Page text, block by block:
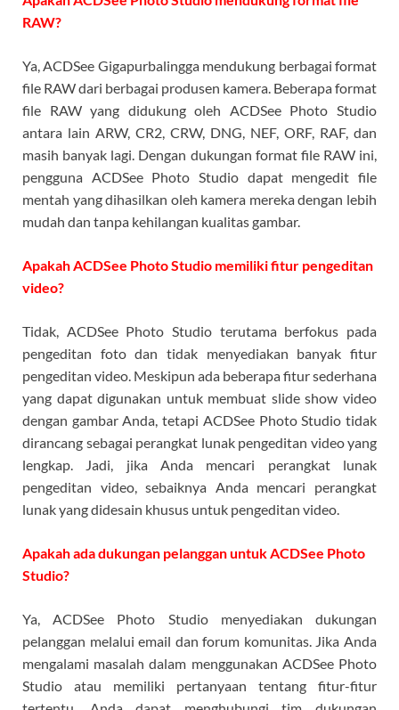
RAW?
Ya, ACDSee Gigapurbalingga mendukung berbagai format
file RAW dari berbagai produsen kamera. Beberapa format
file RAW yang didukung oleh ACDSee Photo Studio
antara lain ARW, CR2, CRW, DNG, NEF, ORF, RAF, dan
masih banyak lagi. Dengan dukungan format file RAW ini,
pengguna ACDSee Photo Studio dapat mengedit file
mentah yang dihasilkan oleh kamera mereka dengan lebih
mudah dan tanpa kehilangan kualitas gambar.
Apakah ACDSee Photo Studio memiliki fitur pengeditan
video?
Tidak, ACDSee Photo Studio terutama berfokus pada
pengeditan foto dan tidak menyediakan banyak fitur
pengeditan video. Meskipun ada beberapa fitur sederhana
yang dapat digunakan untuk membuat slide show video
dengan gambar Anda, tetapi ACDSee Photo Studio tidak
dirancang sebagai perangkat lunak pengeditan video yang
lengkap. Jadi, jika Anda mencari perangkat lunak
pengeditan video, sebaiknya Anda mencari perangkat
lunak yang didesain khusus untuk pengeditan video.
Apakah ada dukungan pelanggan untuk ACDSee Photo
Studio?
Ya, ACDSee Photo Studio menyediakan dukungan
pelanggan melalui email dan forum komunitas. Jika Anda
mengalami masalah dalam menggunakan ACDSee Photo
Studio atau memiliki pertanyaan tentang fitur-fitur